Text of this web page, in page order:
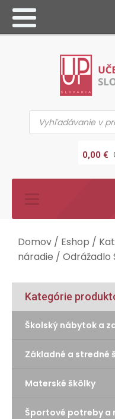
Products
search
0,00 €
Domov / Eshop /
náradie / Odrážadlo
Kategórie
Školský nábytok a
Základné a stredné
Materské škôlky
Športové potreby a